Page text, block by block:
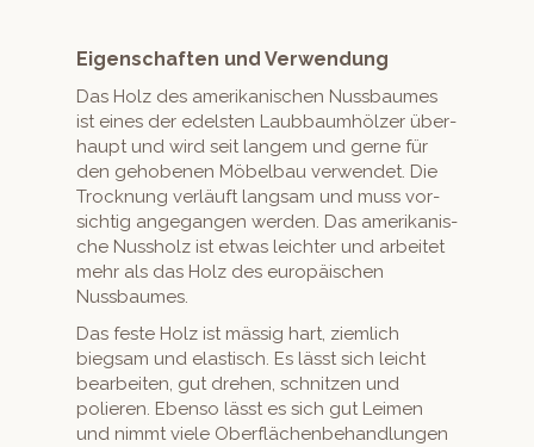
Eigenschaften und Verwendung
Das Holz des amerikanis­chen Nuss­baumes
ist eines der edel­sten Laub­baumhölz­er über­
haupt und wird seit langem und gerne für
den gehobe­nen Möbel­bau ver­wen­det. Die
Trock­nung ver­läuft langsam und muss vor­
sichtig ange­gan­gen wer­den. Das amerikanis­
che Nussholz ist etwas leichter und arbeit­et
mehr als das Holz des europäis­chen
Nussbaumes.
Das feste Holz ist mäs­sig hart, ziem­lich
biegsam und elastisch. Es lässt sich leicht
bear­beit­en, gut drehen, schnitzen und
polieren. Eben­so lässt es sich gut Leimen
und nimmt viele Ober­flächen­be­hand­lun­gen